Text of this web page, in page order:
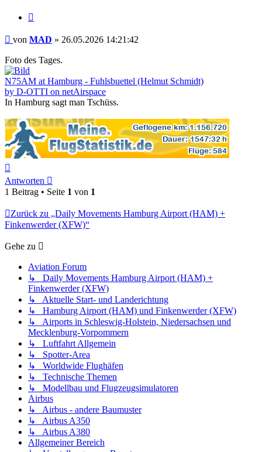
Beitrag
von MAD » 26.05.2026 14:21:42
Foto des Tages.
N75AM at Hamburg - Fuhlsbuettel (Helmut Schmidt)
by D-OTTI on netAirspace
In Hamburg sagt man Tschüss.
oben
Antworten
1 Beitrag • Seite 1 von 1
Zurück zu „Daily Movements Hamburg Airport (HAM) +
Finkenwerder (XFW)“
Gehe zu
Aviation Forum
↳ Daily Movements Hamburg Airport (HAM) +
Finkenwerder (XFW)
↳ Aktuelle Start- und Landerichtung
↳ Hamburg Airport (HAM) und Finkenwerder (XFW)
↳ Airports in Schleswig-Holstein, Niedersachsen und
Mecklenburg-Vorpommern
↳ Luftfahrt Allgemein
↳ Spotter-Area
↳ Worldwide Flughäfen
↳ Technische Themen
↳ Modellbau und Flugzeugsimulatoren
Airbus
↳ Airbus - andere Baumuster
↳ Airbus A350
↳ Airbus A380
Allgemeiner Bereich